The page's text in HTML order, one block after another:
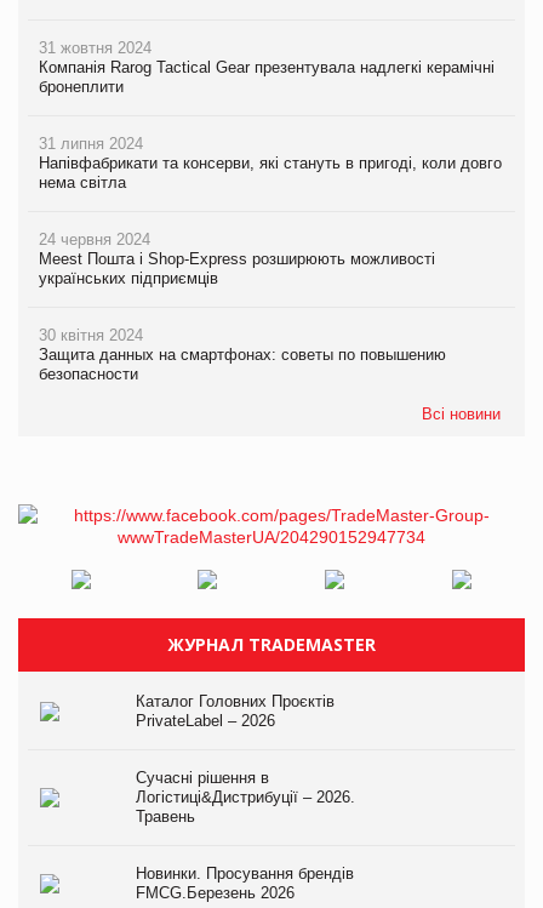
31 жовтня 2024
Компанія Rarog Tactical Gear презентувала надлегкі керамічні
бронеплити
31 липня 2024
Напівфабрикати та консерви, які стануть в пригоді, коли довго
нема світла
24 червня 2024
Meest Пошта і Shop-Express розширюють можливості
українських підприємців
30 квітня 2024
Защита данных на смартфонах: советы по повышению
безопасности
Всі новини
ЖУРНАЛ TRADEMASTER
Каталог Головних Проєктів
PrivateLabel – 2026
Сучасні рішення в
Логістиці&Дистрибуції – 2026.
Травень
Новинки. Просування брендів
FMCG.Березень 2026